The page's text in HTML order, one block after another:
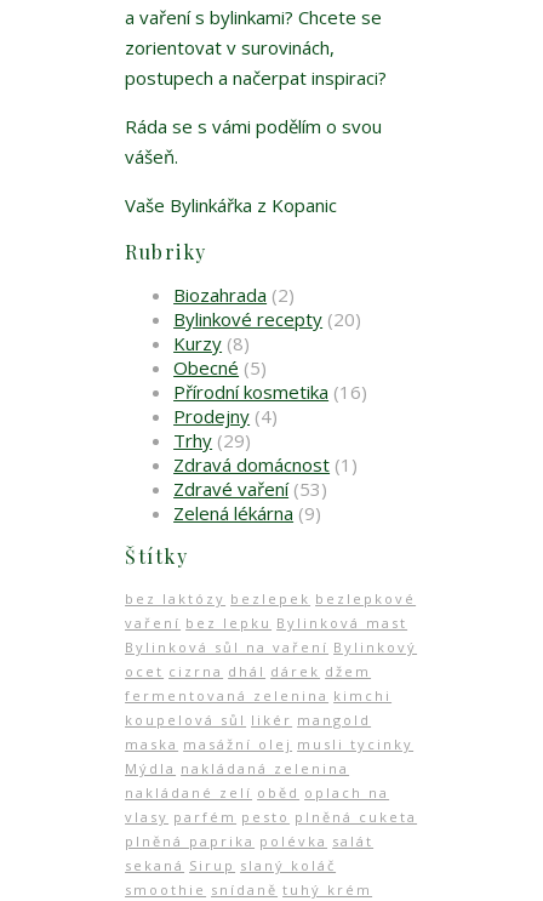
a vaření s bylinkami? Chcete se
zorientovat v surovinách,
postupech a načerpat inspiraci?
Ráda se s vámi podělím o svou
vášeň.
Vaše Bylinkářka z Kopanic
Rubriky
Biozahrada (2)
Bylinkové recepty (20)
Kurzy (8)
Obecné (5)
Přírodní kosmetika (16)
Prodejny (4)
Trhy (29)
Zdravá domácnost (1)
Zdravé vaření(53)
Zelená lékárna (9)
Štítky
bez laktózy bezlepek bezlepkové
vaření bez lepku Bylinková mast
Bylinková sůl na vaření Bylinkový
ocet cizrna dhál dárek džem
fermentovaná zelenina kimchi
koupelová sůl likér mangold
maska masážní olej musli tycinky
Mýdla nakládaná zelenina
nakládané zelí oběd oplach na
vlasy parfém pesto plněná cuketa
plněná paprika polévka salát
sekaná Sirup slaný koláč
smoothie snídaně tuhý krém